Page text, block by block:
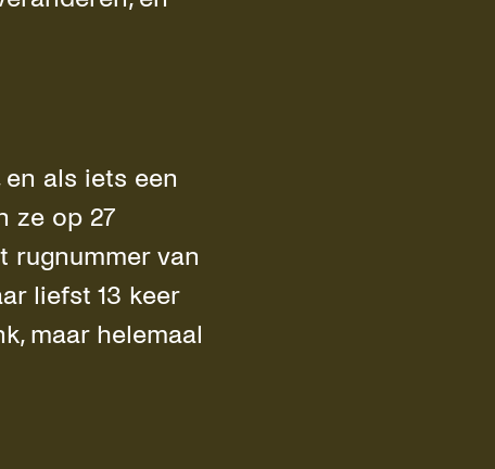
als iets een
ze op 27
rugnummer van
liefst 13 keer
maar helemaal